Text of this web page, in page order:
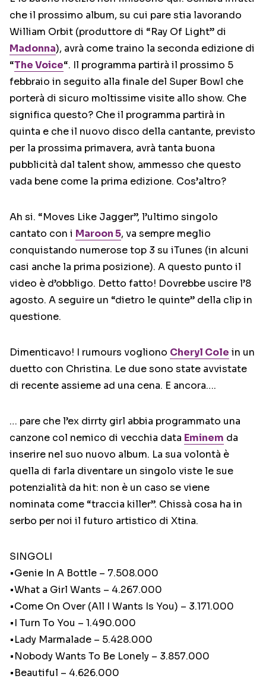
che il prossimo album, su cui pare stia lavorando
William Orbit (produttore di “Ray Of Light” di
Madonna), avrà come traino la seconda edizione di
“The Voice“. Il programma partirà il prossimo 5
febbraio in seguito alla finale del Super Bowl che
porterà di sicuro moltissime visite allo show. Che
significa questo? Che il programma partirà in
quinta e che il nuovo disco della cantante, previsto
per la prossima primavera, avrà tanta buona
pubblicità dal talent show, ammesso che questo
vada bene come la prima edizione. Cos’altro?
Ah si. “Moves Like Jagger”, l’ultimo singolo
cantato con i Maroon 5, va sempre meglio
conquistando numerose top 3 su iTunes (in alcuni
casi anche la prima posizione). A questo punto il
video è d’obbligo. Detto fatto! Dovrebbe uscire l’8
agosto. A seguire un “dietro le quinte” della clip in
questione.
Dimenticavo! I rumours vogliono Cheryl Cole in un
duetto con Christina. Le due sono state avvistate
di recente assieme ad una cena. E ancora….
… pare che l’ex dirrty girl abbia programmato una
canzone col nemico di vecchia data Eminem da
inserire nel suo nuovo album. La sua volontà è
quella di farla diventare un singolo viste le sue
potenzialità da hit: non è un caso se viene
nominata come “traccia killer”. Chissà cosa ha in
serbo per noi il futuro artistico di Xtina.
SINGOLI
•Genie In A Bottle – 7.508.000
•What a Girl Wants – 4.267.000
•Come On Over (All I Wants Is You) – 3.171.000
•I Turn To You – 1.490.000
•Lady Marmalade – 5.428.000
•Nobody Wants To Be Lonely – 3.857.000
•Beautiful – 4.626.000